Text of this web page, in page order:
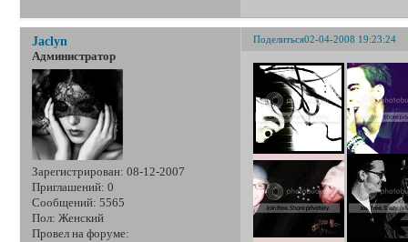
Поделиться02-04-2008 19:23:24
Jaclyn
Администратор
Зарегистрирован: 08-12-2007
Приглашений: 0
Сообщений: 5565
Пол: Женский
Провел на форуме: